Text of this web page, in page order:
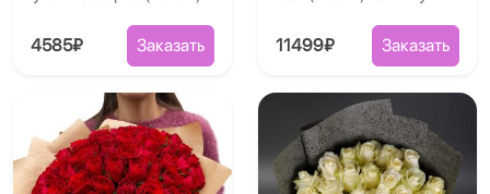
4585₽ Заказать 11499₽ Заказать